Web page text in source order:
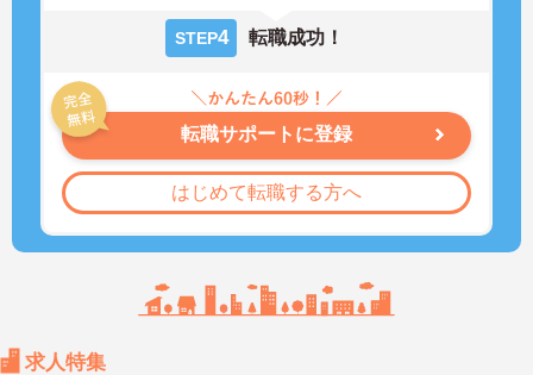
STEP4 転職成功！
転職サポートに登録
はじめて転職する方へ
求人特集